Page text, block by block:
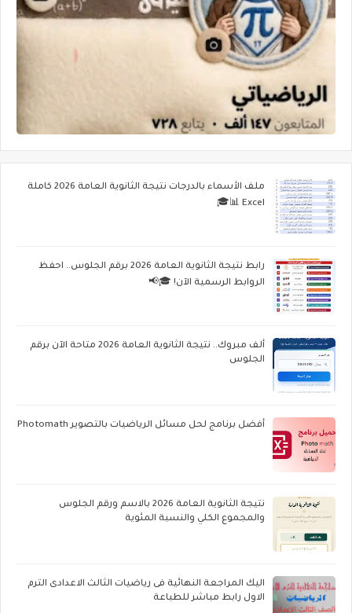
ملف الأسماء بالدرجات نتيجة الثانوية العامة 2026 كاملة
Excel 📊🎓
رابط نتيجة الثانوية العامة 2026 برقم الجلوس.. احفظ
الروابط الرسمية الآن! 🎓📢
ألف مبروك.. نتيجة الثانوية العامة 2026 متاحة الآن برقم
الجلوس
أفضل برنامج لحل مسائل الرياضيات بالتصوير Photomath
نتيجة الثانوية العامة 2026 بالاسم ورقم الجلوس
والمجموع الكلي والنسبة المئوية
اليك المراجعة النهائية فى رياضيات الثالث الاعدادى الترم
الاول رابط مباشر للطباعة